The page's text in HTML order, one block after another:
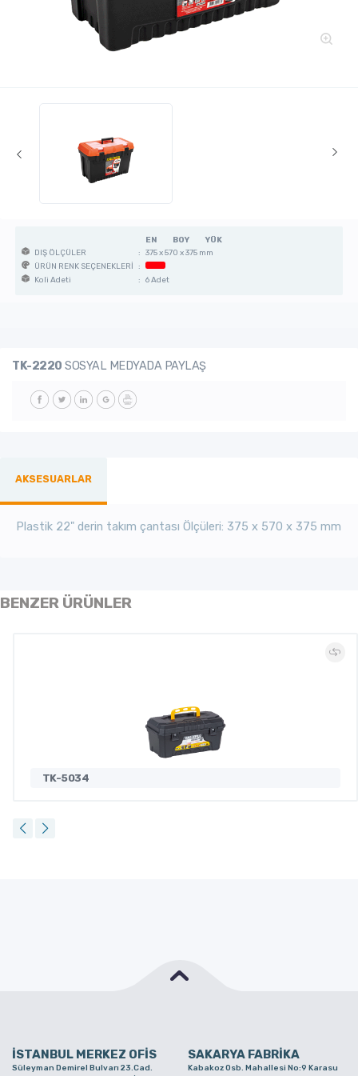
EN BOY
YÜK
DIŞ ÖLÇÜLER
: 375 x 570 x 375 mm
ÜRÜN RENK SEÇENEKLERİ :
Koli Adeti
: 6 Adet
TK-2220 SOSYAL MEDYADA PAYLAŞ
AKSESUARLAR
Plastik 22" derin takım çantası Ölçüleri: 375 x 570 x 375 mm
BENZER ÜRÜNLER
TK-5034
İSTANBUL MERKEZ OFİS SAKARYA FABRİKA
Süleyman Demirel Bulvarı 23.Cad.
Kabakoz Osb. Mahallesi No:9 Karasu